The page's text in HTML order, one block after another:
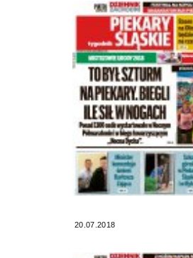
20.07.2018